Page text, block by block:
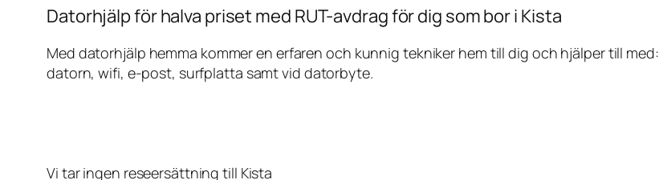
Datorhjälp för halva priset med RUT-avdrag för dig som bor i Kista
Med datorhjälp hemma kommer en erfaren och kunnig tekniker hem till dig och hjälper till med:
datorn, wifi, e-post, surfplatta samt vid datorbyte.
Vi tar ingen reseersättning till Kista